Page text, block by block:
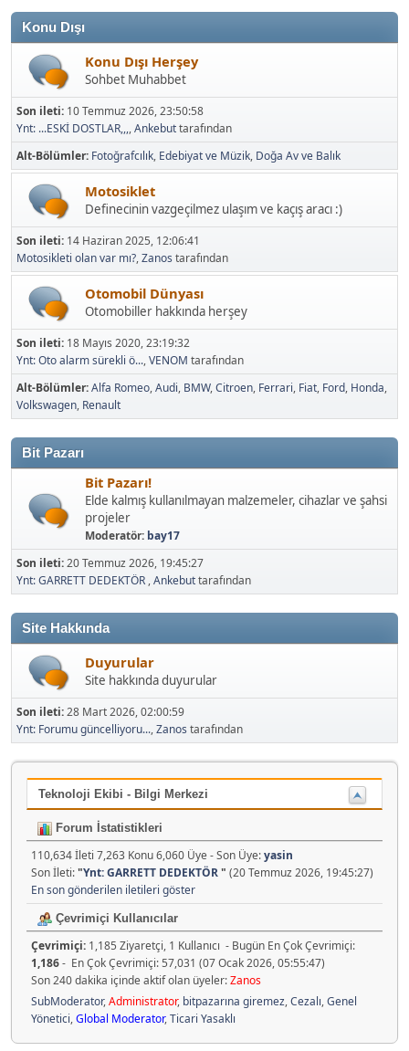
Konu Dışı
Konu Dışı Herşey
Sohbet Muhabbet
Son ileti: 10 Temmuz 2026, 23:50:58
Ynt: ...ESKİ DOSTLAR,,,,Ankebuttarafından
Alt-Bölümler Fotoğrafcılık Edebiyat ve Müzik Doğa Av ve Balık
Motosiklet
Definecinin vazgeçilmez ulaşım ve kaçış aracı :)
Son ileti: 14 Haziran 2025, 12:06:41
Motosikleti olan var mı?,Zanos tarafından
Otomobil Dünyası
Otomobiller hakkında herşey
Son ileti: 18 Mayıs 2020, 23:19:32
Ynt: Oto alarm sürekli ö...,VENOM tarafından
Alt-Bölümler Alfa Romeo Audi BMW Citroen Ferrari Fiat Ford Honda
Volkswagen Renault
Bit Pazarı
Bit Pazarı!
Elde kalmış kullanılmayan malzemeler, cihazlar ve şahsi
projeler
Moderatör: bay17
Son ileti:20 Temmuz 2026, 19:45:27
Ynt: GARRETT DEDEKTÖR ,Ankebuttarafından
Site Hakkında
Duyurular
Site hakkında duyurular
Son ileti:28 Mart 2026, 02:00:59
Ynt: Forumu güncelliyoru...,Zanos tarafından
Teknoloji Ekibi - Bilgi Merkezi
Forum İstatistikleri
110,634 İleti 7,263 Konu 6,060 Üye - Son Üye:yasin
Son İleti:"Ynt: GARRETT DEDEKTÖR" (20 Temmuz 2026, 19:45:27)
En son gönderilen iletileri göster
Çevrimiçi Kullanıcılar
Çevrimiçi: 1,185 Ziyaretçi, 1 Kullanıcı - Bugün En Çok Çevrimiçi:
1,186- En Çok Çevrimiçi: 57,031 (07 Ocak 2026, 05:55:47)
Son 240 dakika içinde aktif olan üyeler:Zanos
SubModerator,Administrator, bitpazarına giremez,Cezalı,Genel
Yönetici,Global Moderator,Ticari Yasaklı